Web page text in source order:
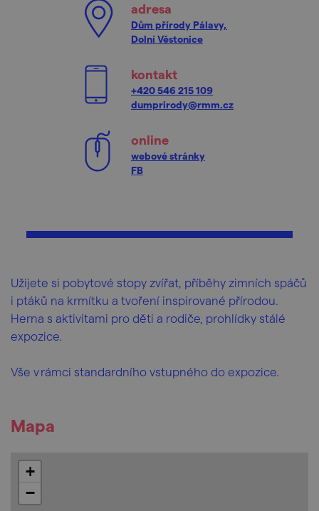
adresa
Dům přírody Pálavy,
Dolní Věstonice
kontakt
+420 546 215 109
dumprirody@rmm.cz
online
webové stránky
FB
Užijete si pobytové stopy zvířat, příběhy zimních spáčů
i ptáků na krmítku a tvoření inspirované přírodou.
Herna s aktivitami pro děti a rodiče, prohlídky stálé
expozice.
Vše v rámci standardního vstupného do expozice.
Mapa
+
−